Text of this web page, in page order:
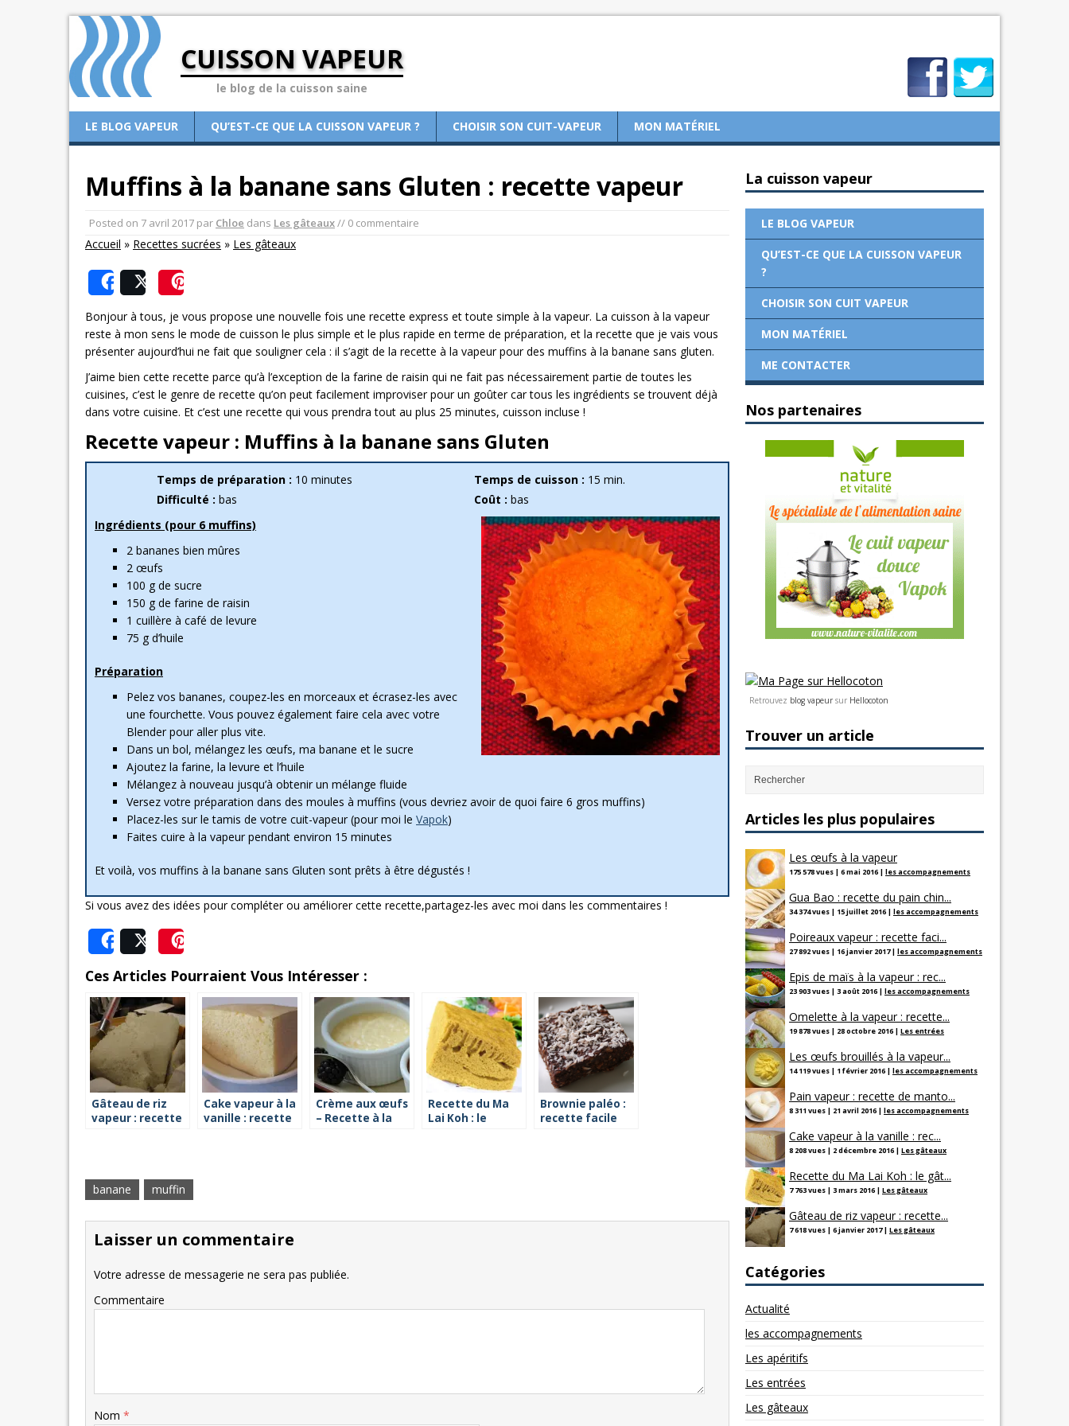
CUISSON VAPEUR
le blog de la cuisson saine
LE BLOG VAPEUR QU’EST-CE QUE LA CUISSON VAPEUR ? CHOISIR SON CUIT-VAPEUR MON MATÉRIEL
Muffins à la banane sans Gluten : recette vapeur
Posted on 7 avril 2017 par Chloe dans Les gâteaux// 0 commentaire
Accueil » Recettes sucrées » Les gâteaux
SharePost
Bonjour à tous, je vous propose une nouvelle fois une recette express et toute simple à la vapeur. La cuisson à la vapeur
reste à mon sens le mode de cuisson le plus simple et le plus rapide en terme de préparation, et la recette que je vais vous
présenter aujourd’hui ne fait que souligner cela : il s’agit de la recette à la vapeur pour des muffins à la banane sans gluten.
J’aime bien cette recette parce qu’à l’exception de la farine de raisin qui ne fait pas nécessairement partie de toutes les
cuisines, c’est le genre de recette qu’on peut facilement improviser pour un goûter car tous les ingrédients se trouvent déjà
dans votre cuisine. Et c’est une recette qui vous prendra tout au plus 25 minutes, cuisson incluse !
Recette vapeur : Muffins à la banane sans Gluten
Temps de préparation : 10 minutes Temps de cuisson : 15 min.
Difficulté : bas Coût : bas
Ingrédients (pour 6 muffins)
2 bananes bien mûres
2 œufs
100 g de sucre
150 g de farine de raisin
1 cuillère à café de levure
75 g d’huile
Préparation
Pelez vos bananes, coupez-les en morceaux et écrasez-les avec
une fourchette. Vous pouvez également faire cela avec votre
Blender pour aller plus vite.
Dans un bol, mélangez les œufs, ma banane et le sucre
Ajoutez la farine, la levure et l’huile
Mélangez à nouveau jusqu’à obtenir un mélange fluide
Versez votre préparation dans des moules à muffins (vous devriez avoir de quoi faire 6 gros muffins)
Placez-les sur le tamis de votre cuit-vapeur (pour moi le Vapok)
Faites cuire à la vapeur pendant environ 15 minutes
Et voilà, vos muffins à la banane sans Gluten sont prêts à être dégustés !
Si vous avez des idées pour compléter ou améliorer cette recette,partagez-les avec moi dans les commentaires !
SharePost
Ces Articles Pourraient Vous Intéresser :
Gâteau de riz
vapeur : recette
Cake vapeur à la
vanille : recette
Crème aux œufs
– Recette à la
Recette du Ma
Lai Koh : le
Brownie paléo :
recette facile
banane muffin
Laisser un commentaire
Votre adresse de messagerie ne sera pas publiée.
Commentaire
Nom *
La cuisson vapeur
LE BLOG VAPEUR
QU’EST-CE QUE LA CUISSON VAPEUR
?
CHOISIR SON CUIT VAPEUR
MON MATÉRIEL
ME CONTACTER
Nos partenaires
Retrouvez blog vapeur sur Hellocoton
Trouver un article
Articles les plus populaires
Les œufs à la vapeur
175 578 vues | 6 mai 2016 | les accompagnements
Gua Bao : recette du pain chin...
34 374 vues | 15 juillet 2016 | les accompagnements
Poireaux vapeur : recette faci...
27 892 vues | 16 janvier 2017| les accompagnements
Epis de maïs à la vapeur : rec...
23 903 vues | 3 août 2016 | les accompagnements
Omelette à la vapeur : recette...
19 878 vues | 28 octobre 2016 | Les entrées
Les œufs brouillés à la vapeur...
14 119 vues | 1 février 2016 | les accompagnements
Pain vapeur : recette de manto...
8 311 vues | 21 avril 2016 | les accompagnements
Cake vapeur à la vanille : rec...
8 208 vues | 2 décembre 2016 | Les gâteaux
Recette du Ma Lai Koh : le gât...
7 763 vues | 3 mars 2016 | Les gâteaux
Gâteau de riz vapeur : recette...
7 618 vues | 6 janvier 2017| Les gâteaux
Catégories
Actualité
les accompagnements
Les apéritifs
Les entrées
Les gâteaux